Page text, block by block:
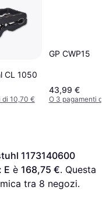
CL 1050
di 10,70 €
GP CWP15
43,99 €
O 3 pagamenti di
1173140600
E è 168,75 €. Questa
tra 8 negozi.